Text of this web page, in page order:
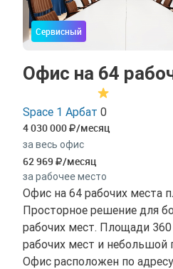
Сервисный
Офис на 64
Space 1 Арбат 0
4 030 000 /месяц
за весь офис
62 969 /месяц
за рабочее место
Офис на 64 рабочих места
Просторное решение для
рабочих мест. Площади
рабочих мест и небольшой
Офис расположен по